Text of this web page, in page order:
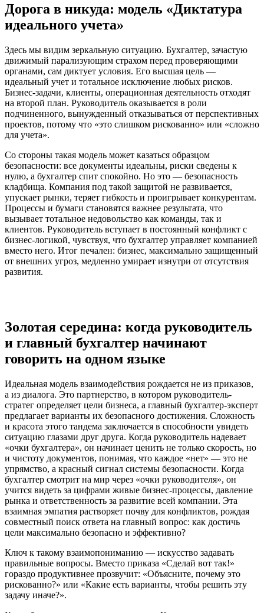
Дорога в никуда: модель «Диктатура
идеального учета»
Здесь мы видим зеркальную ситуацию. Бухгалтер, зачастую
движимый парализующим страхом перед проверяющими
органами, сам диктует условия. Его высшая цель —
идеальный учет и тотальное исключение любых рисков.
Бизнес-задачи, клиенты, операционная деятельность отходят
на второй план. Руководитель оказывается в роли
подчиненного, вынужденный отказываться от перспективных
проектов, потому что «это слишком рискованно» или «сложно
для учета».
Со стороны такая модель может казаться образцом
безопасности: все документы идеальны, риски сведены к
нулю, а бухгалтер спит спокойно. Но это — безопасность
кладбища. Компания под такой защитой не развивается,
упускает рынки, теряет гибкость и проигрывает конкурентам.
Процессы и бумаги становятся важнее результата, что
вызывает тотальное недовольство как команды, так и
клиентов. Руководитель вступает в постоянный конфликт с
бизнес-логикой, чувствуя, что бухгалтер управляет компанией
вместо него. Итог печален: бизнес, максимально защищенный
от внешних угроз, медленно умирает изнутри от отсутствия
развития.
Золотая середина: когда руководитель
и главный бухгалтер начинают
говорить на одном языке
Идеальная модель взаимодействия рождается не из приказов,
а из диалога. Это партнерство, в котором руководитель-
стратег определяет цели бизнеса, а главный бухгалтер-эксперт
предлагает варианты их безопасного достижения. Сложность
и красота этого тандема заключается в способности увидеть
ситуацию глазами друг друга. Когда руководитель надевает
«очки бухгалтера», он начинает ценить не только скорость, но
и чистоту документов, понимая, что каждое «нет» — это не
упрямство, а красный сигнал системы безопасности. Когда
бухгалтер смотрит на мир через «очки руководителя», он
учится видеть за цифрами живые бизнес-процессы, давление
рынка и ответственность за развитие всей компании. Эта
взаимная эмпатия растворяет почву для конфликтов, рождая
совместный поиск ответа на главный вопрос: как достичь
цели максимально безопасно и эффективно?
Ключ к такому взаимопониманию — искусство задавать
правильные вопросы. Вместо приказа «Сделай вот так!»
гораздо продуктивнее прозвучит: «Объясните, почему это
рискованно?» или «Какие есть варианты, чтобы решить эту
задачу иначе?».